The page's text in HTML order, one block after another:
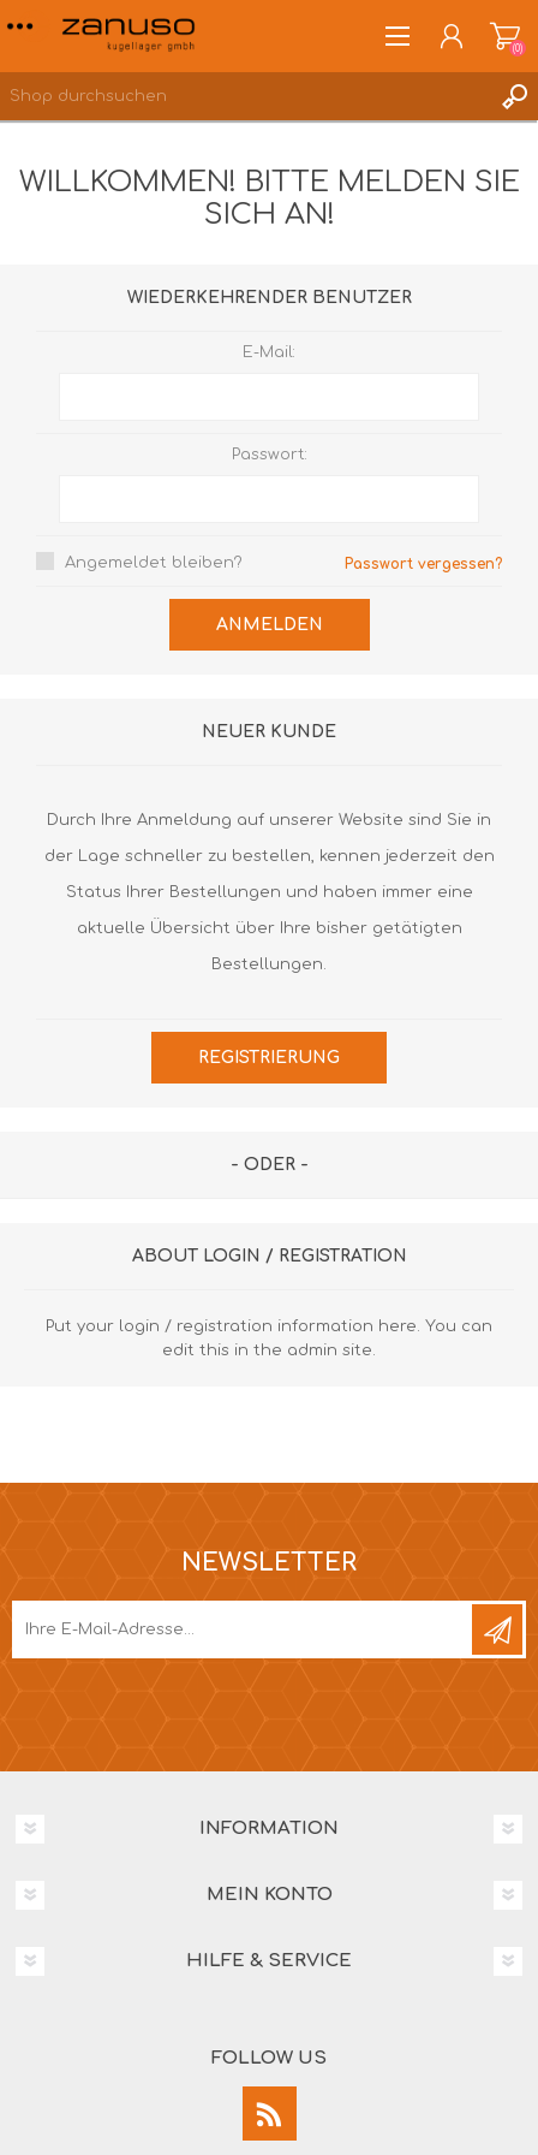
(0)
WILLKOMMEN! BITTE MELDEN SIE
SICH AN!
WIEDERKEHRENDER BENUTZER
E-Mail:
Passwort:
Angemeldet bleiben? Passwort vergessen?
ANMELDEN
NEUER KUNDE
Durch Ihre Anmeldung auf unserer Website sind Sie in
der Lage schneller zu bestellen, kennen jederzeit den
Status Ihrer Bestellungen und haben immer eine
aktuelle Übersicht über Ihre bisher getätigten
Bestellungen.
REGISTRIERUNG
- ODER -
ABOUT LOGIN / REGISTRATION
Put your login / registration information here. You can
edit this in the admin site.
NEWSLETTER
INFORMATION
MEIN KONTO
HILFE & SERVICE
FOLLOW US